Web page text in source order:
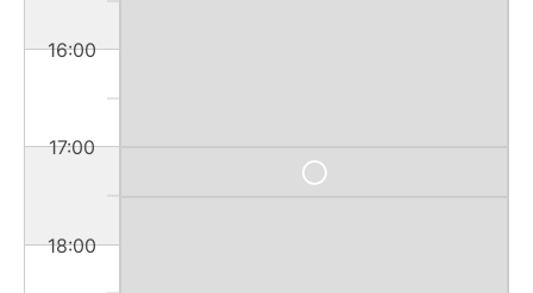
16:00
17:00
18:00